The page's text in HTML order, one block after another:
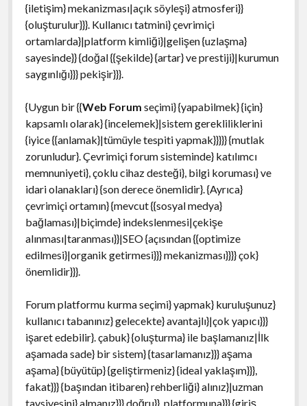
{iletişim} mekanizması|açık söyleşi} atmosferi}}
{oluşturulur}}}. Kullanıcı tatmini} çevrimiçi
ortamlarda}|platform kimliği}|gelişen {uzlaşma}
sayesinde}} {doğal {{şekilde} {artar} ve prestiji}|kurumun
saygınlığı}}} pekişir}}}.
{Uygun bir {{Web Forum seçimi} {yapabilmek} {için}
kapsamlı olarak} {incelemek}|sistem gerekliliklerini
{iyice {{anlamak}|tümüyle tespiti yapmak}}}}} {mutlak
zorunludur}. Çevrimiçi forum sisteminde} katılımcı
memnuniyeti}, çoklu cihaz desteği}, bilgi koruması} ve
idari olanakları} {son derece önemlidir}. {Ayrıca}
çevrimiçi ortamın} {mevcut {{sosyal medya}
bağlaması}|biçimde} indekslenmesi|çekişe
alınması|taranması}}|SEO {açısından {{optimize
edilmesi}|organik getirmesi}}} mekanizması}}}} çok}
önemlidir}}}.
Forum platformu kurma seçimi} yapmak} kuruluşunuz}
kullanıcı tabanınız} gelecekte} avantajlı}|çok yapıcı}}}
işaret edebilir}. çabuk} {oluşturma} ile başlamanız|İlk
aşamada sade} bir sistem} {tasarlamanız}}} aşama
aşama} {büyütüp} {geliştirmeniz} {ideal yaklaşım}}},
fakat}}} {başından itibaren} rehberliği} alınız}|uzman
tavsiyesini} almanız}}} doğru}}. platformuna}}} {giriş